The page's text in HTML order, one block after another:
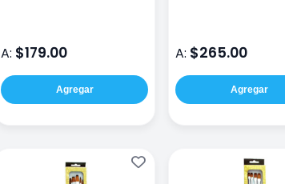
A: $179.00
Agregar
A: $265.00
Agregar